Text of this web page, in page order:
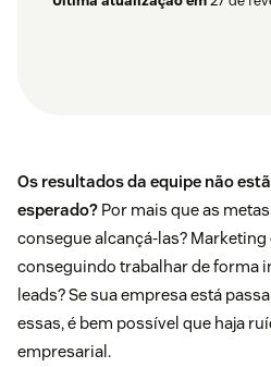
Os resultados da equipe não
esperado? Por mais que as
consegue alcançá-las? Marketing
conseguindo trabalhar de forma
leads? Se sua empresa está
essas, é bem possível que haja
empresarial.